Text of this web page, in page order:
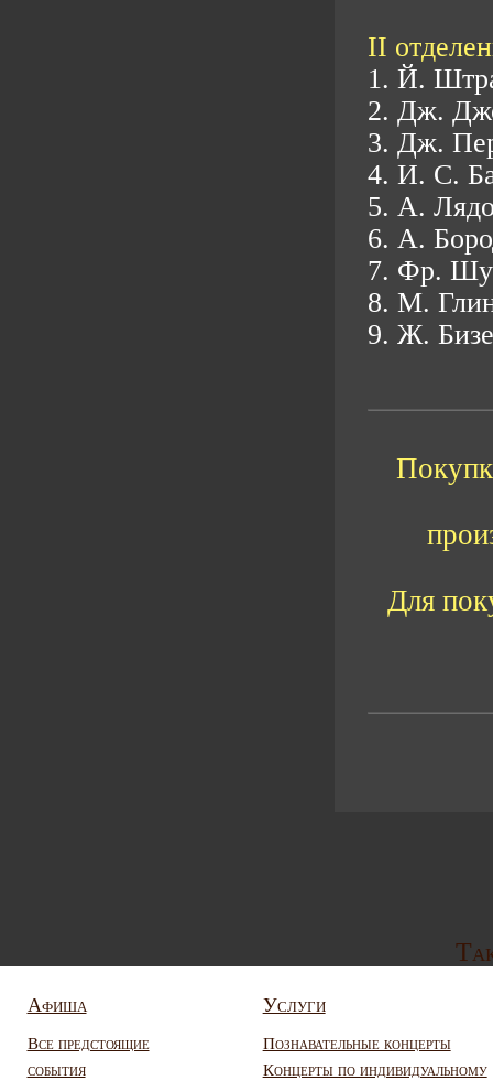
II
1. Й.
2. Дж.
3. Дж.
4. И. С.
5. А.
6. А.
7. Фр.
8. М.
9. Ж.
Для
Афиша
Все предстоящие
события
Услуги
Познавательные концерты
Концерты по индивидуальному